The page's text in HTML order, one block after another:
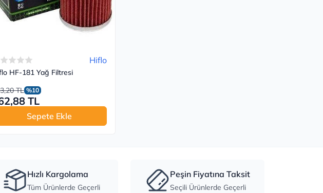
Hiflo
HF-181 Yağ Filtresi
TL %10
TL
Sepete Ekle
Hızlı Kargolama
Tüm Ürünlerde Geçerli
Peşin Fiyatına Taksit
Seçili Ürünlerde Geçerli